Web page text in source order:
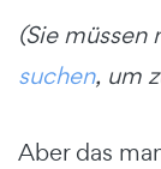
(Sie müssen
suchen, um
Aber das